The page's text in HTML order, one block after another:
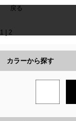
戻る
1 2
カラーから探す